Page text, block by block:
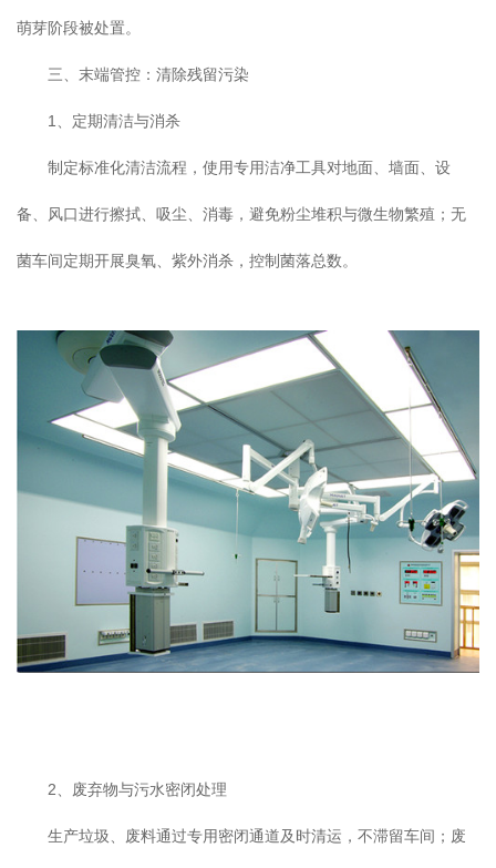
萌芽阶段被处置。
三、末端管控：清除残留污染
1、定期清洁与消杀
制定标准化清洁流程，使用专用洁净工具对地面、墙面、设
备、风口进行擦拭、吸尘、消毒，避免粉尘堆积与微生物繁殖；无
菌车间定期开展臭氧、紫外消杀，控制菌落总数。
2、废弃物与污水密闭处理
生产垃圾、废料通过专用密闭通道及时清运，不滞留车间；废